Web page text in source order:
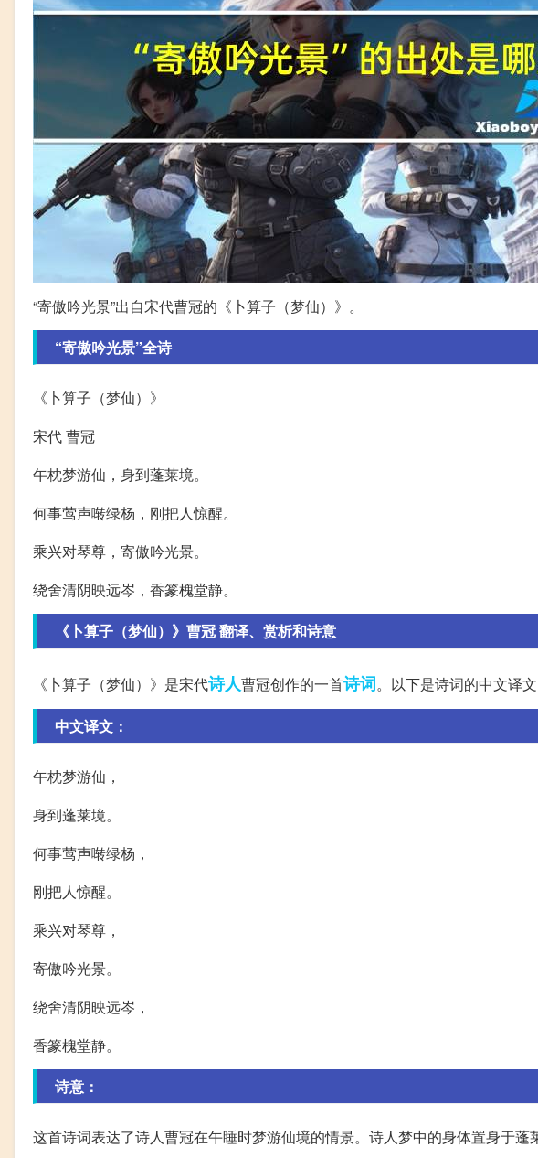
“寄傲吟光景”出自宋代曹冠的《卜算子（梦仙）》。
“寄傲吟光景”全诗
《卜算子（梦仙）》
宋代 曹冠
午枕梦游仙，身到蓬莱境。
何事莺声啭绿杨，刚把人惊醒。
乘兴对琴尊，寄傲吟光景。
绕舍清阴映远岑，香篆槐堂静。
《卜算子（梦仙）》曹冠 翻译、赏析和诗意
《卜算子（梦仙）》是宋代诗人曹冠创作的一首诗词。以下是诗词的中文译
中文译文：
午枕梦游仙，
身到蓬莱境。
何事莺声啭绿杨，
刚把人惊醒。
乘兴对琴尊，
寄傲吟光景。
绕舍清阴映远岑，
香篆槐堂静。
诗意：
这首诗词表达了诗人曹冠在午睡时梦游仙境的情景。诗人梦中的身体置身于